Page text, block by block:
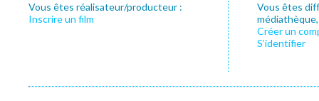
Vous êtes réalisateur/producteur :
Inscrire un film
Vous êtes
Créer un
S’identifier